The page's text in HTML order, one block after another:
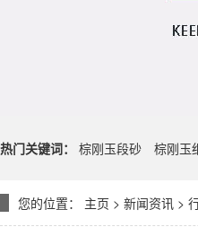
热门关键词： 棕刚玉段砂 棕刚玉
您的位置： 主页 > 新闻资讯 >